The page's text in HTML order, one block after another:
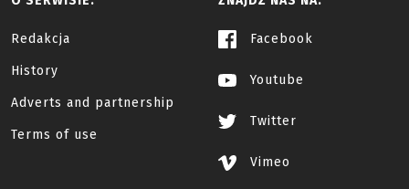
Redakcja
History
Adverts and partnership
Terms of use
Facebook
Youtube
Twitter
Vimeo